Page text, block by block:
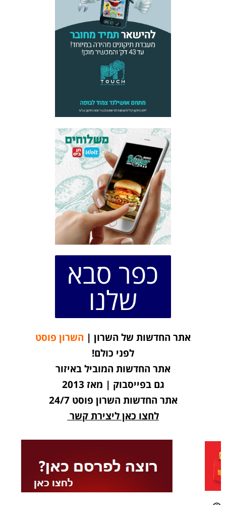
כפר סבא
שלנו
אתר החדשות של השרון | השרון פוסט
לפני כולם!
אתר החדשות המוביל באיזור
גם בפייסבוק | מאז 2013
אתר החדשות השרון פוסט 24/7
לחצו כאן ליצירת קשר